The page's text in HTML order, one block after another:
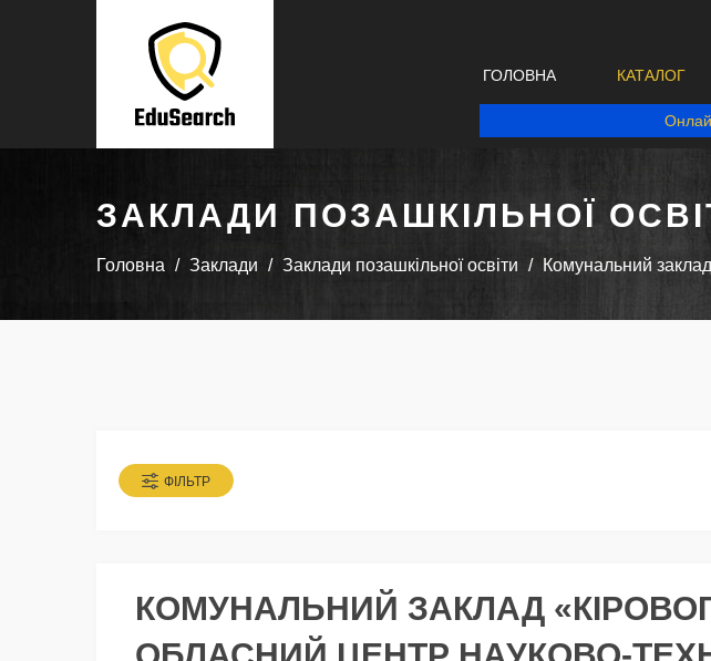
ГОЛОВНА КАТАЛОГ
ЗАКЛАДИ ПОЗАШКІЛЬНОЇ
Головна Заклади Заклади позашкільної освіти Комунальний заклад
ФІЛЬТР
КОМУНАЛЬНИЙ ЗАКЛАД